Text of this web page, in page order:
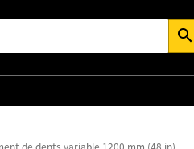
search
de dents variable 1200 mm (48 in)